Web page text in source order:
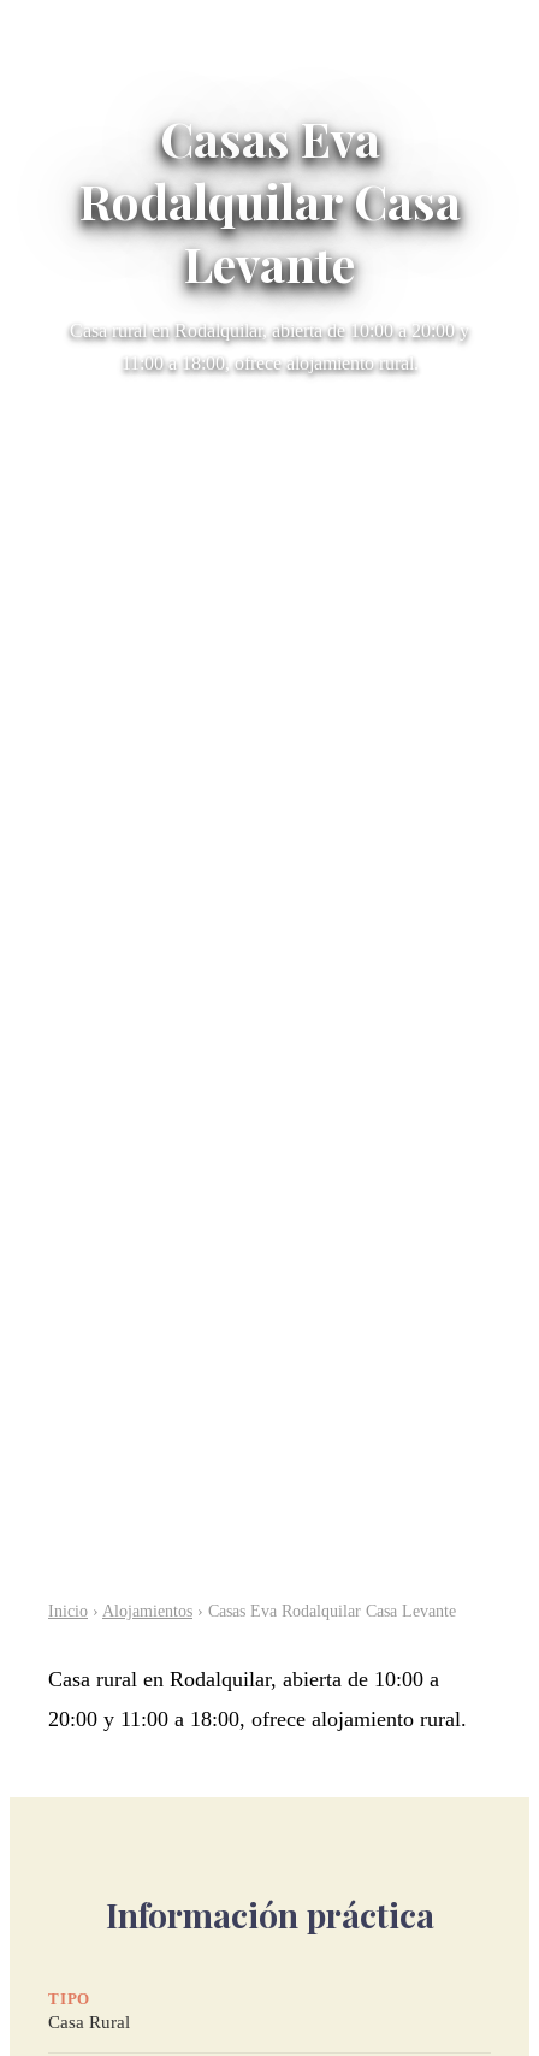
Casas Eva
Rodalquilar Casa
Levante
Casa rural en Rodalquilar, abierta de 10:00 a 20:00 y
11:00 a 18:00, ofrece alojamiento rural.
Inicio › Alojamientos › Casas Eva Rodalquilar Casa Levante
Casa rural en Rodalquilar, abierta de 10:00 a
20:00 y 11:00 a 18:00, ofrece alojamiento rural.
Información práctica
TIPO
Casa Rural